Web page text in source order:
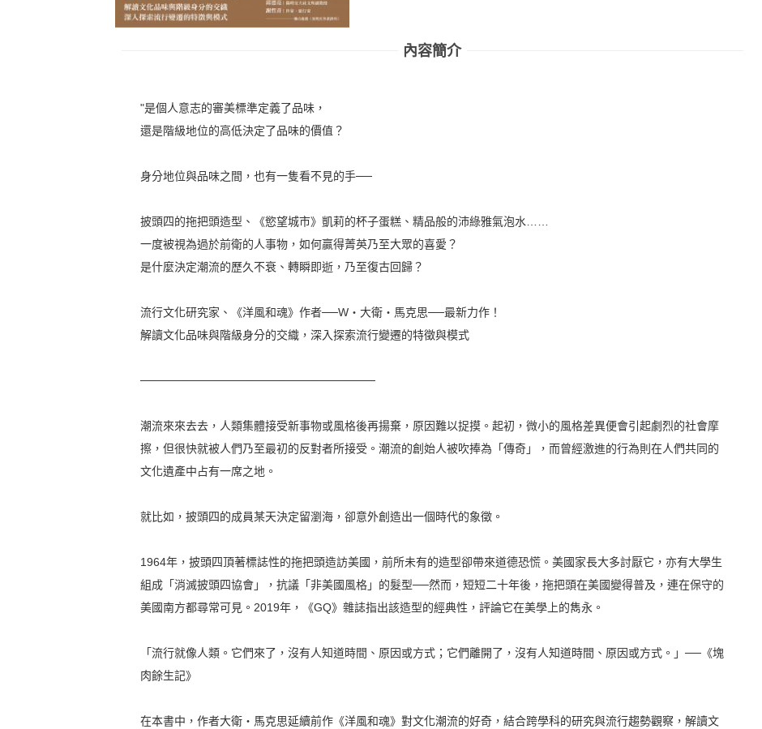
內容簡介
"是個人意志的審美標準定義了品味，
還是階級地位的高低決定了品味的價值？
身分地位與品味之間，也有一隻看不見的手──
披頭四的拖把頭造型、《慾望城市》凱莉的杯子蛋糕、精品般的沛綠雅氣泡水……
一度被視為過於前衛的人事物，如何贏得菁英乃至大眾的喜愛？
是什麼決定潮流的歷久不衰、轉瞬即逝，乃至復古回歸？
流行文化研究家、《洋風和魂》作者──W‧大衛‧馬克思──最新力作！
解讀文化品味與階級身分的交織，深入探索流行變遷的特徵與模式
─────────────────────────────
潮流來來去去，人類集體接受新事物或風格後再揚棄，原因難以捉摸。起初，微小的風格差異便會引起劇烈的社會摩
擦，但很快就被人們乃至最初的反對者所接受。潮流的創始人被吹捧為「傳奇」，而曾經激進的行為則在人們共同的
文化遺產中占有一席之地。
就比如，披頭四的成員某天決定留瀏海，卻意外創造出一個時代的象徵。
1964年，披頭四頂著標誌性的拖把頭造訪美國，前所未有的造型卻帶來道德恐慌。美國家長大多討厭它，亦有大學生
組成「消滅披頭四協會」，抗議「非美國風格」的髮型──然而，短短二十年後，拖把頭在美國變得普及，連在保守的
美國南方都尋常可見。2019年，《GQ》雜誌指出該造型的經典性，評論它在美學上的雋永。
「流行就像人類。它們來了，沒有人知道時間、原因或方式；它們離開了，沒有人知道時間、原因或方式。」──《塊
肉餘生記》
在本書中，作者大衛‧馬克思延續前作《洋風和魂》對文化潮流的好奇，結合跨學科的研究與流行趨勢觀察，解讀文